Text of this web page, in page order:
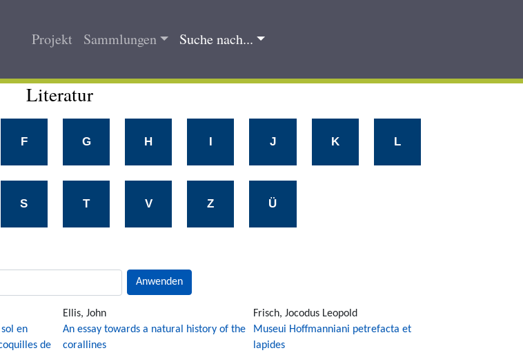
Main
Projekt Sammlungen Suche nach...
Literatur
F G H I J K L
S T V Z Ü
en
de
Ellis, John
An essay towards a natural history of the
corallines
Frisch, Jocodus Leopold
Museui Hoffmanniani petrefacta et
lapides